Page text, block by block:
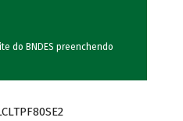
do BNDES preenchendo